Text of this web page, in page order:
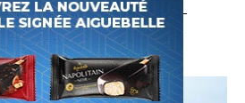
accord Maroc-
faut retenir